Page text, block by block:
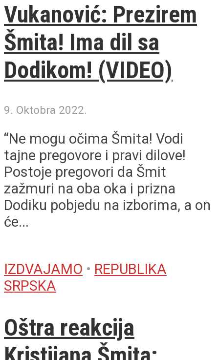
Vukanović: Prezirem
Šmita! Ima dil sa
Dodikom! (VIDEO)
9. Oktobra 2022.
“Ne mogu očima Šmita! Vodi
tajne pregovore i pravi dilove!
Postoje pregovori da Šmit
zažmuri na oba oka i prizna
Dodiku pobjedu na izborima, a on
će...
IZDVAJAMO • REPUBLIKA
SRPSKA
Oštra reakcija